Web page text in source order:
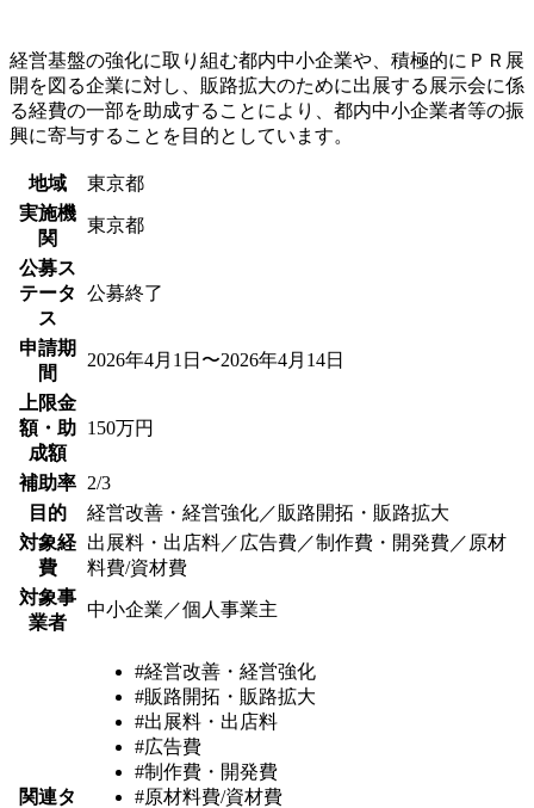
経営基盤の強化に取り組む都内中小企業や、積極的にＰＲ展
開を図る企業に対し、販路拡大のために出展する展示会に係
る経費の一部を助成することにより、都内中小企業者等の振
興に寄与することを目的としています。
地域
東京都
実施機
関
東京都
公募ス
テータ
ス
公募終了
申請期
間
2026年4月1日〜2026年4月14日
上限金
額・助
成額
150万円
補助率 2/3
目的
経営改善・経営強化／販路開拓・販路拡大
対象経
費
出展料・出店料／広告費／制作費・開発費／原材
料費/資材費
対象事
業者
中小企業／個人事業主
関連タ
#経営改善・経営強化
#販路開拓・販路拡大
#出展料・出店料
#広告費
#制作費・開発費
#原材料費/資材費